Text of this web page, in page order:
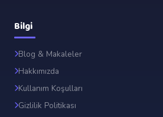
Bilgi
Blog & Makaleler
Hakkımızda
Kullanım Koşulları
Gizlilik Politikası